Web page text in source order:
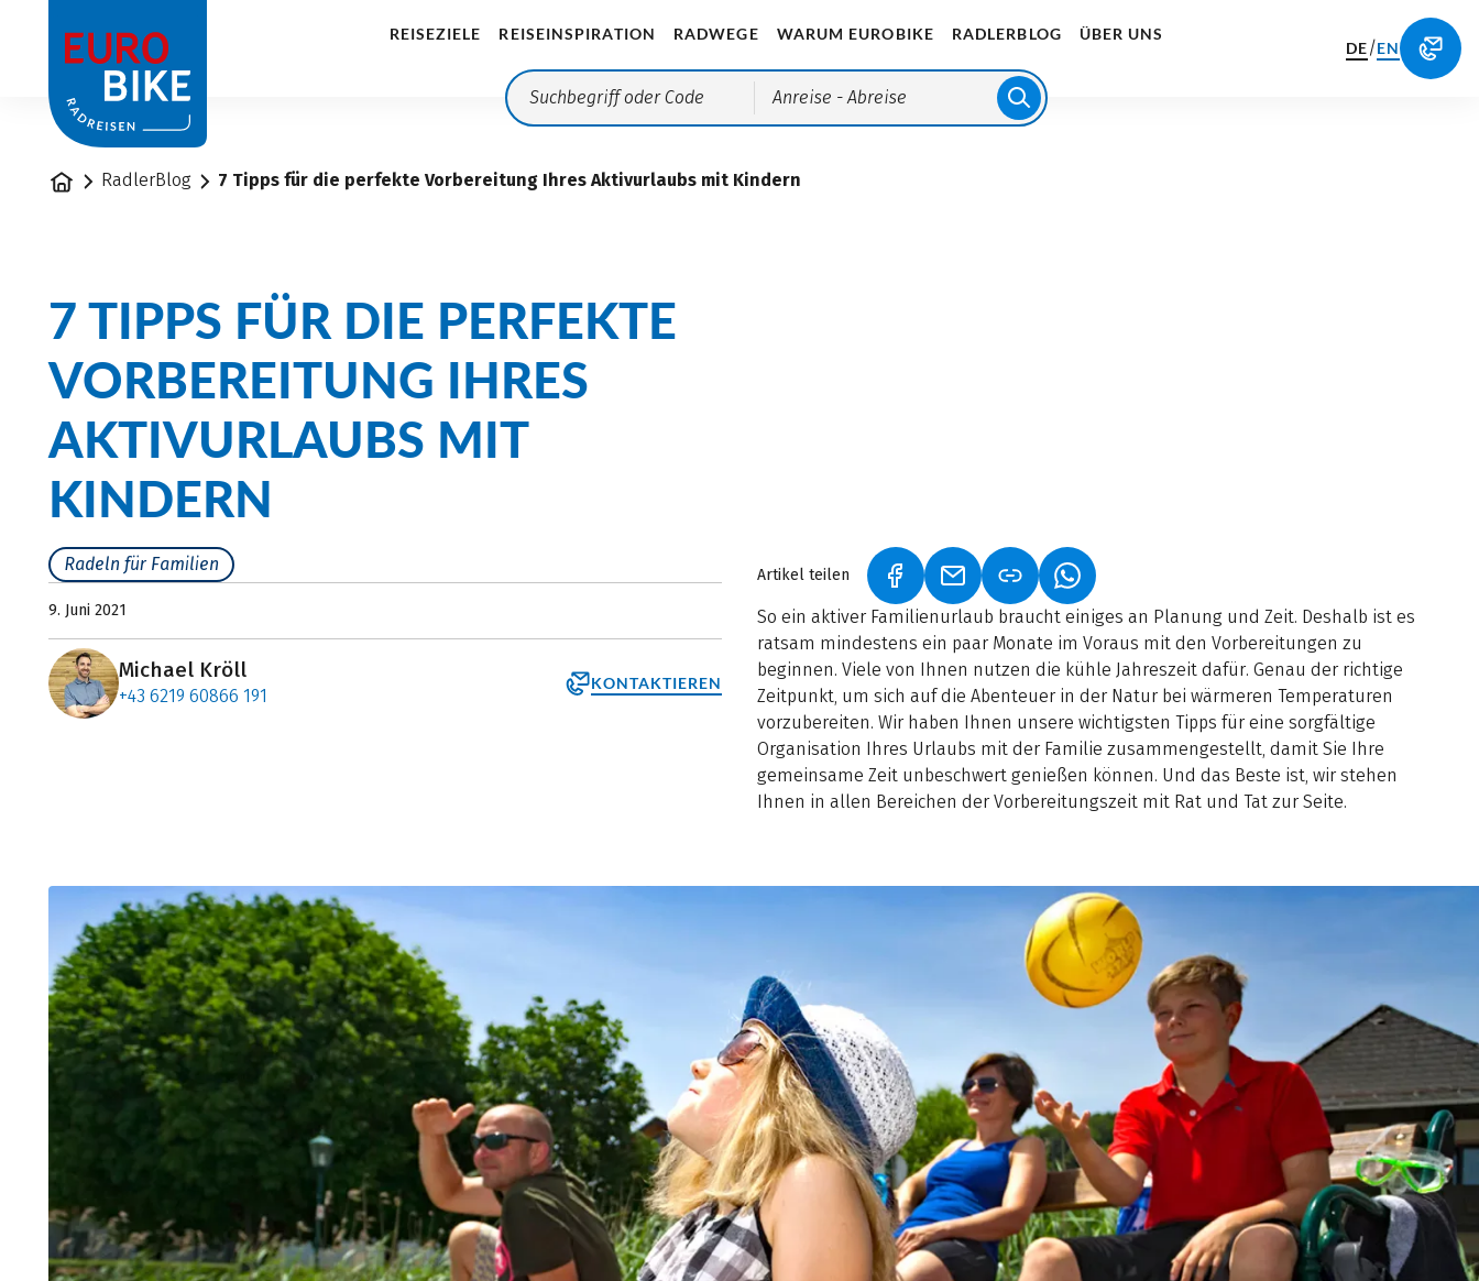
REISEZIELE REISEINSPIRATION RADWEGE WARUM EUROBIKE RADLERBLOG ÜBER UNS
Anreise - Abreise
DE/EN
StartseiteRadlerBlog 7 Tipps für die perfekte Vorbereitung Ihres Aktivurlaubs mit Kindern
7 TIPPS FÜR DIE PERFEKTE
VORBEREITUNG IHRES
AKTIVURLAUBS MIT
KINDERN
Radeln für Familien
9. Juni 2021
Michael Kröll
+43 6219 60866 191
KONTAKTIEREN
Artikel teilen (LINK ÖFFNET IN NEUEM TAB)
(LINK ÖFFNET IN NEUEM TAB)
(LINK ÖFFNET IN NEUEM TAB)
So ein aktiver Familienurlaub braucht einiges an Planung und Zeit. Deshalb ist es
ratsam mindestens ein paar Monate im Voraus mit den Vorbereitungen zu
beginnen. Viele von Ihnen nutzen die kühle Jahreszeit dafür. Genau der richtige
Zeitpunkt, um sich auf die Abenteuer in der Natur bei wärmeren Temperaturen
vorzubereiten. Wir haben Ihnen unsere wichtigsten Tipps für eine sorgfältige
Organisation Ihres Urlaubs mit der Familie zusammengestellt, damit Sie Ihre
gemeinsame Zeit unbeschwert genießen können. Und das Beste ist, wir stehen
Ihnen in allen Bereichen der Vorbereitungszeit mit Rat und Tat zur Seite.